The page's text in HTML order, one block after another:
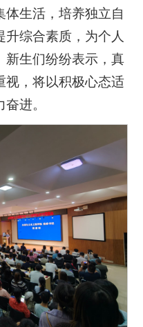
体生活，培养独立自
综合素质，为个人
新生们纷纷表示，真
视，将以积极心态适
进。